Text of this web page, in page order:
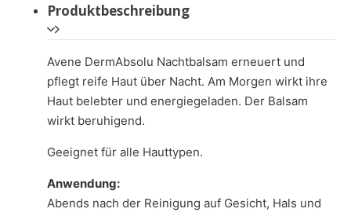
Produktbeschreibung
Avene DermAbsolu Nachtbalsam erneuert und
pflegt reife Haut über Nacht. Am Morgen wirkt ihre
Haut belebter und energiegeladen. Der Balsam
wirkt beruhigend.
Geeignet für alle Hauttypen.
Anwendung:
Abends nach der Reinigung auf Gesicht, Hals und